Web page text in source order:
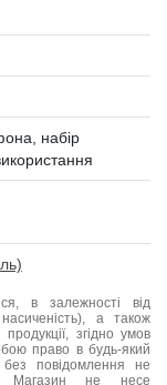
набір
в залежності від
а також
згідно умов
право в будь-який
повідомлення не
Магазин не несе